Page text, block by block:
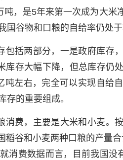
吨，是5年来第一次成为大
国谷物和口粮的自给率仍处
包括两部分，一是政府库存
库存大幅下降，但总库存仍
吨左右，完全可以实现自给
存的重要组成。
消费，主要是大米和小麦。
稻谷和小麦两种口粮的产量
消费数据而言，目前我国